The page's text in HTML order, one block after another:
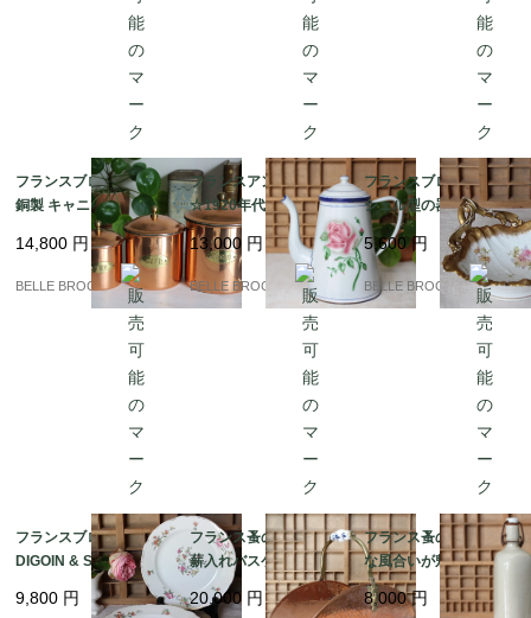
フランスブロカント |
銅製 キャニスター3点
セット (THÉ / CAFÉ / S
UCRE) | ヴィンテージ
雑貨｜フランス発送
（到着まで2-3週間）
14,800 円
BELLE BROCANTE
フランスアンティーク
☆1920年代 Japy La R
ose ホーロー コーヒー
ポット、シャビーシッ
クスタイル｜フランス
発送（到着まで2-3週
13,000 円
BELLE BROCANTE
フランスブロカント★
シェル型の器 ハンド
ル付 Maison Barbier｜
フランス発送（到着ま
で2-3週間）
5,600円
BELLE BROCANTE
フランスブロカント★
DIGOIN & SARREGUE
MINES お皿7枚｜フラ
ンス発送（到着まで2-3
9,800 円
フランス蚤の市★銅製
薪入れバスケット｜フ
ランス発送（到着まで2
-3週間）
20,000 円
フランス蚤の市★素朴
な風合いが魅力のアン
ティーク陶器瓶｜フラ
ンス発送（到着まで2-3
8,000円